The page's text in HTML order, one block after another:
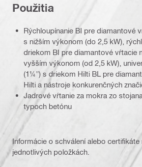
Použitia
Rýchloupínanie BI pre diamantové
s nižším výkonom (do 2,5 kW),
driekom BI pre diamantové vŕtacie
vyšším výkonom (od 2,5 kW),
(1¼") s driekom Hilti BL pre
Hilti a nástroje konkurenčných
Jadrové vŕtanie za mokra zo
typoch betónu
Informácie o schválení alebo certifikáte
jednotlivých položkách.